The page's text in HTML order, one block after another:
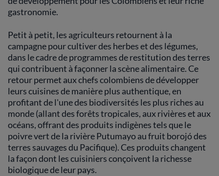
gastronomie.
Petit à petit, les agriculteurs retournent à la
campagne pour cultiver des herbes et des légumes,
dans le cadre de programmes de restitution des terres
qui contribuent à façonner la scène alimentaire. Ce
retour permet aux chefs colombiens de développer
leurs cuisines de manière plus authentique, en
profitant de l'une des biodiversités les plus riches au
monde (allant des forêts tropicales, aux rivières et aux
océans, offrant des produits indigènes tels que le
poivre vert de la rivière Putumayo au fruit borojó des
terres sauvages du Pacifique). Ces produits changent
la façon dont les cuisiniers conçoivent la richesse
biologique de leur pays.